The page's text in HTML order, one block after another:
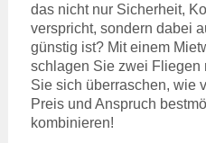
das nicht nur Sicherheit,
verspricht, sondern dabei
günstig ist? Mit einem
schlagen Sie zwei Fliegen
Sie sich überraschen, wie
Preis und Anspruch
kombinieren!